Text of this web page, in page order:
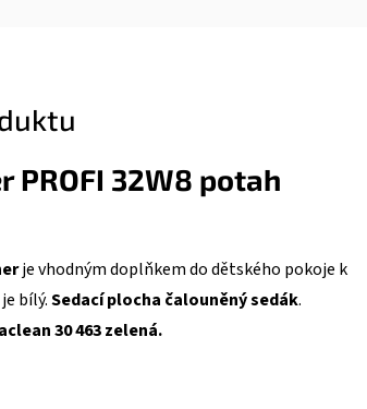
PROFI 32W8 potah
je vhodným doplňkem do dětského pokoje k
bílý.Sedací plocha čalouněný sedák.
30 463 zelená.